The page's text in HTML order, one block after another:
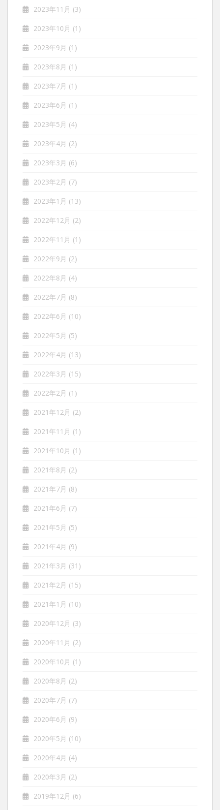
2023年11月 (3)
2023年10月 (1)
2023年9月 (1)
2023年8月 (1)
2023年7月 (1)
2023年6月 (1)
2023年5月 (4)
2023年4月 (2)
2023年3月 (6)
2023年2月 (7)
2023年1月 (13)
2022年12月 (2)
2022年11月 (1)
2022年9月 (2)
2022年8月 (4)
2022年7月 (8)
2022年6月 (10)
2022年5月 (5)
2022年4月 (13)
2022年3月 (15)
2022年2月 (1)
2021年12月 (2)
2021年11月 (1)
2021年10月 (1)
2021年8月 (2)
2021年7月 (8)
2021年6月 (7)
2021年5月 (5)
2021年4月 (9)
2021年3月 (31)
2021年2月 (15)
2021年1月 (10)
2020年12月 (3)
2020年11月 (2)
2020年10月 (1)
2020年8月 (2)
2020年7月 (7)
2020年6月 (9)
2020年5月 (10)
2020年4月 (4)
2020年3月 (2)
2019年12月 (6)